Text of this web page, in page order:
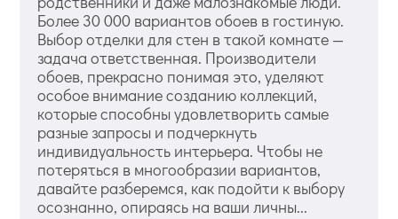
Более 30 000 вариантов обоев в гостиную.
Выбор отделки для стен в такой комнате —
задача ответственная. Производители
обоев, прекрасно понимая это, уделяют
особое внимание созданию коллекций,
которые способны удовлетворить самые
разные запросы и подчеркнуть
индивидуальность интерьера. Чтобы не
потеряться в многообразии вариантов,
давайте разберемся, как подойти к выбору
осознанно, опираясь на ваши личны...